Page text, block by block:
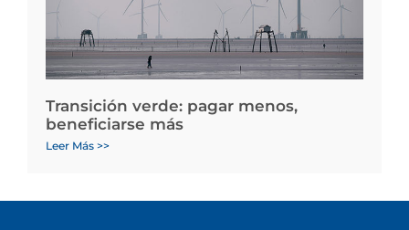
Transición verde: pagar menos,
beneficiarse más
Leer Más >>